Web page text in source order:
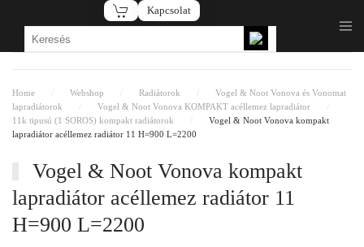
Fő tartalom átugrása
Kapcsolat
Home Webshop Radiátorok
Vogel & Noot Vonova és Vonomat
lapradiátorok
Vogel & Noot Vonova KOMPAKT acéllemez lapradiátor
11k tipusú (1 SOROS) kompakt radiátorok
Vogel & Noot Vonova kompakt
lapradiátor acéllemez radiátor 11 H=900 L=2200
Vogel & Noot Vonova kompakt
lapradiátor acéllemez radiátor 11
H=900 L=2200